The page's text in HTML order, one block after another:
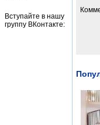
Вступайте в нашу
группу ВКонтакте: